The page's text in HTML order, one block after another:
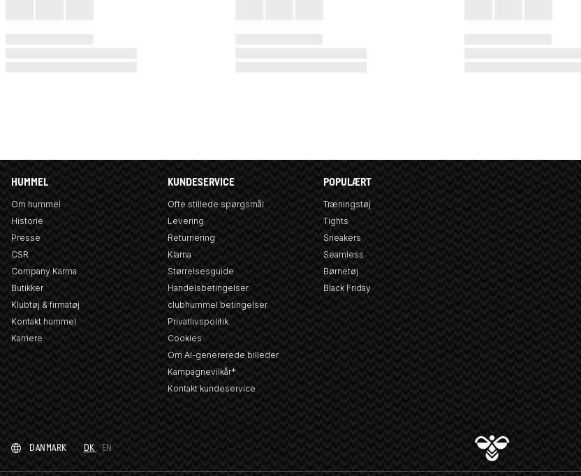
HUMMEL
Om hummel
Historie
Presse
CSR
Company Karma
Butikker
Klubtøj & firmatøj
Kontakt hummel
Karriere
KUNDESERVICE
Ofte stillede spørgsmål
Levering
Returnering
Klarna
Størrelsesguide
Handelsbetingelser
clubhummel betingelser
Privatlivspolitik
Cookies
Om AI-genererede billeder
Kampagnevilkår*
Kontakt kundeservice
POPULÆRT
Træningstøj
Tights
Sneakers
Seamless
Børnetøj
Black Friday
DANMARK DK EN